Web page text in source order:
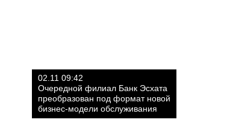
02.11 09:42
Очередной филиал Банк Эсхата
преобразован под формат новой
бизнес-модели обслуживания